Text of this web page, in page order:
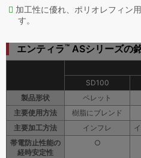
加工性に優れ、ポリオレフィン
す。
エンティラ ™ ASシリーズの
SD100
製品形状
ペレット
主要使用方法
樹脂にブレンド
主要加工方法
インフレ
帯電防止性能の
経時安定性
○